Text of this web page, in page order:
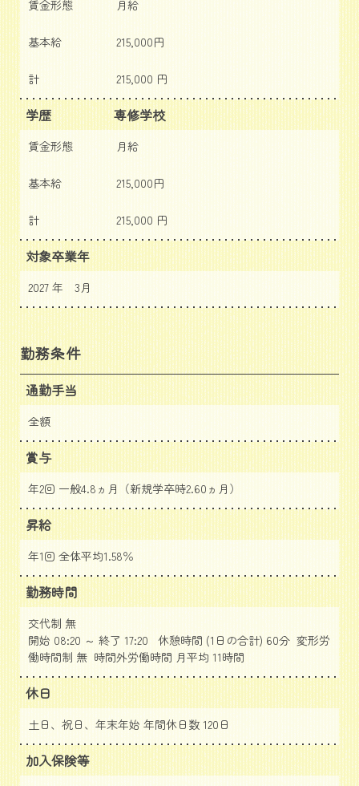
賃金形態 月給
基本給 215,000円
計 215,000 円
学歴 専修学校
賃金形態 月給
基本給 215,000円
計 215,000 円
対象卒業年
2027 年 3月
勤務条件
通勤手当
全額
賞与
年2回 一般4.8ヵ月（新規学卒時2.60ヵ月）
昇給
年1回 全体平均1.58％
勤務時間
交代制 無
開始 08:20 ～ 終了 17:20 休憩時間 (1日の合計) 60分 変形労
働時間制 無 時間外労働時間 月平均 11時間
休日
土日、祝日、年末年始 年間休日数 120日
加入保険等